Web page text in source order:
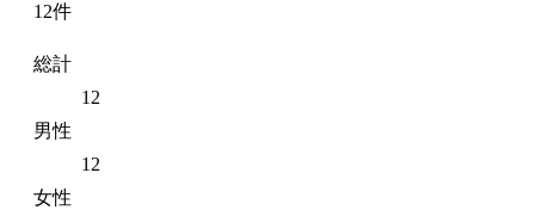
12件
総計
12
男性
12
女性